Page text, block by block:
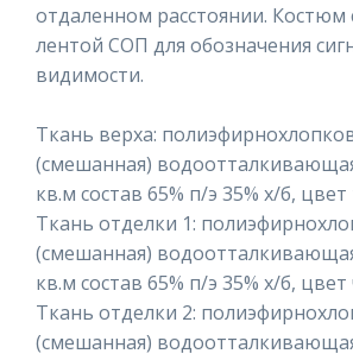
отдаленном расстоянии. Костюм
лентой СОП для обозначения
видимости.
Ткань верха:
(смешанная)
кв.м состав 65% п/э 35% х/б,
Ткань отделки 1:
(смешанная)
кв.м состав 65% п/э 35% х/б,
Ткань отделки 2:
(смешанная)